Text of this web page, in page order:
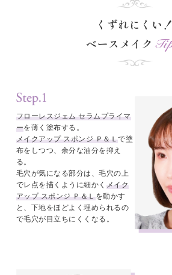
くずれにくい！
ベースメイク
フローレスジェム セラムプライマ
ーを薄く塗布する。
メイクアップ スポンジ Ｐ＆Ｌで塗
布をしつつ、余分な油分を抑え
る。
毛穴が気になる部分は、毛穴の上
でレ点を描くように細かく メイク
アップ スポンジ Ｐ＆Ｌを動かす
と、下地をほどよく埋められるの
で毛穴が目立ちにくくなる。